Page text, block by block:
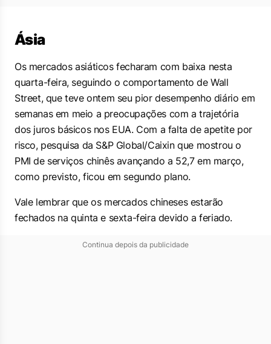
Ásia
Os mercados asiáticos fecharam com baixa nesta
quarta-feira, seguindo o comportamento de Wall
Street, que teve ontem seu pior desempenho diário em
semanas em meio a preocupações com a trajetória
dos juros básicos nos EUA. Com a falta de apetite por
risco, pesquisa da S&P Global/Caixin que mostrou o
PMI de serviços chinês avançando a 52,7 em março,
como previsto, ficou em segundo plano.
Vale lembrar que os mercados chineses estarão
fechados na quinta e sexta-feira devido a feriado.
Continua depois da publicidade